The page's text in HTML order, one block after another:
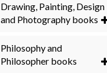
Drawing, Painting, Design
and Photography books
Philosophy and
Philosopher books